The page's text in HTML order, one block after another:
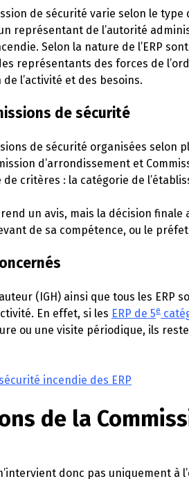
de sécurité varie selon le
représentant de l’autorité
Selon la nature de l’ERP
représentants des forces de
l’activité et des besoins.
de sécurité
de sécurité organisées selon
d’arrondissement et
critères : la catégorie de
un avis, mais la décision
de sa compétence, ou le
(IGH) ainsi que tous les ERP
En effet, si les ERP de 5e
ou une visite périodique, ils
incendie des ERP
de la
donc pas uniquement à